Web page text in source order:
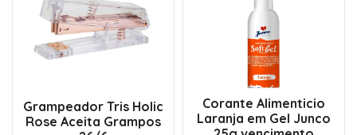
Grampeador Tris Holic
Rose Aceita Grampos
Corante Alimenticio
Laranja em Gel Junco